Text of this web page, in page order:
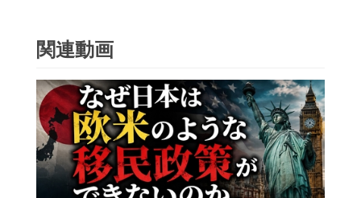
関連動画